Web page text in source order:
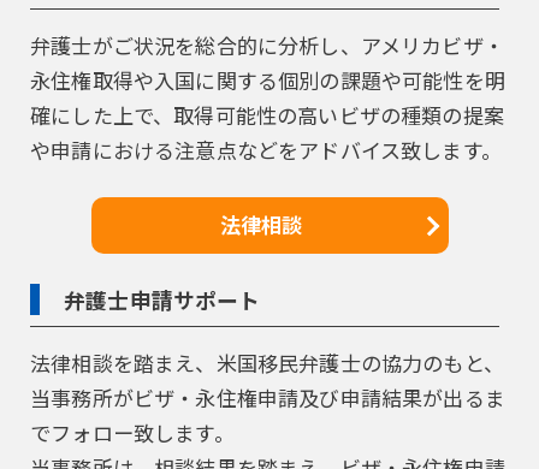
弁護士がご状況を総合的に分析し、アメリカビザ・
永住権取得や入国に関する個別の課題や可能性を明
確にした上で、取得可能性の高いビザの種類の提案
や申請における注意点などをアドバイス致します。
法律相談
弁護士申請サポート
法律相談を踏まえ、米国移民弁護士の協力のもと、
当事務所がビザ・永住権申請及び申請結果が出るま
でフォロー致します。